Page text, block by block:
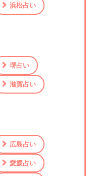
浜松占い
堺占い
滋賀占い
広島占い
愛媛占い